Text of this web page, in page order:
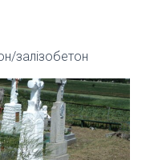
залізобетон